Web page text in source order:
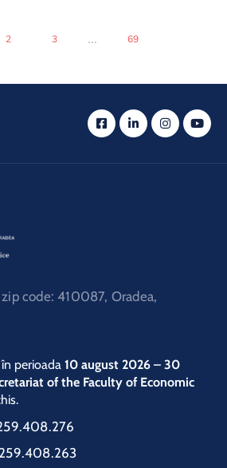
2 3 ... 69
code: 410087, Oradea,
perioada 10 august 2026 – 30
of the Faculty of Economic